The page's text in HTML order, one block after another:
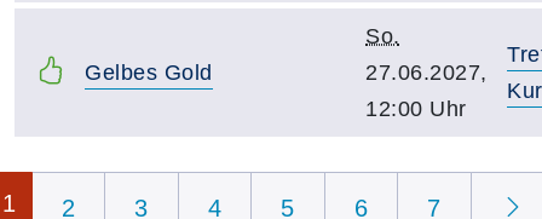
Gelbes Gold
So.
27.06.2027,
12:00 Uhr
1 2 3 4 5 6 7